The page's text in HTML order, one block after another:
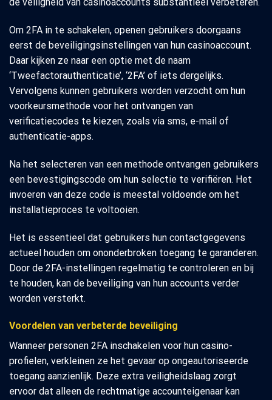
Om 2FA in te schakelen, openen gebruikers doorgaans
eerst de beveiligingsinstellingen van hun casinoaccount.
Daar kijken ze naar een optie met de naam
‘Tweefactorauthenticatie’, ‘2FA’ of iets dergelijks.
Vervolgens kunnen gebruikers worden verzocht om hun
voorkeursmethode voor het ontvangen van
verificatiecodes te kiezen, zoals via sms, e-mail of
authenticatie-apps.
Na het selecteren van een methode ontvangen gebruikers
een bevestigingscode om hun selectie te verifiëren. Het
invoeren van deze code is meestal voldoende om het
installatieproces te voltooien.
Het is essentieel dat gebruikers hun contactgegevens
actueel houden om ononderbroken toegang te garanderen.
Door de 2FA-instellingen regelmatig te controleren en bij
te houden, kan de beveiliging van hun accounts verder
worden versterkt.
Voordelen van verbeterde beveiliging
Wanneer personen 2FA inschakelen voor hun casino-
profielen, verkleinen ze het gevaar op ongeautoriseerde
toegang aanzienlijk. Deze extra veiligheidslaag zorgt
ervoor dat alleen de rechtmatige accounteigenaar kan